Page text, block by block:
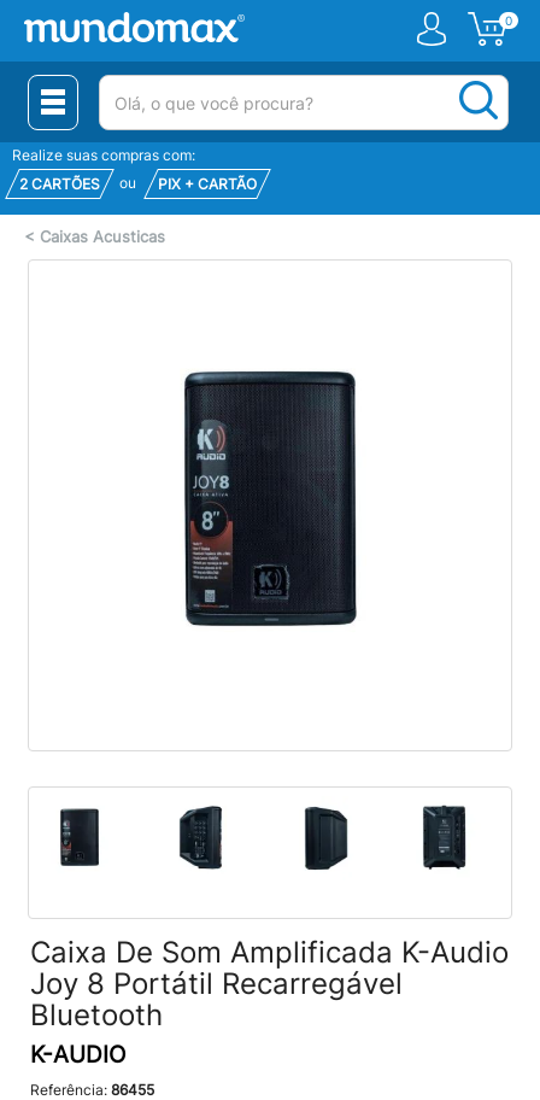
0
(pesquisar)
Realize suas compras com:
2 CARTÕES
ou PIX + CARTÃO
< Caixas Acusticas
Caixa De Som Amplificada K-Audio
Joy 8 Portátil Recarregável
Bluetooth
K-AUDIO
Referência: 86455